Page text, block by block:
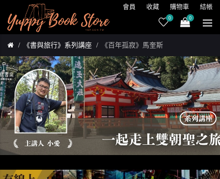
會員 收藏 購物車 結帳
0 0
《書與旅行》系列講座 《百年孤寂》馬奎斯